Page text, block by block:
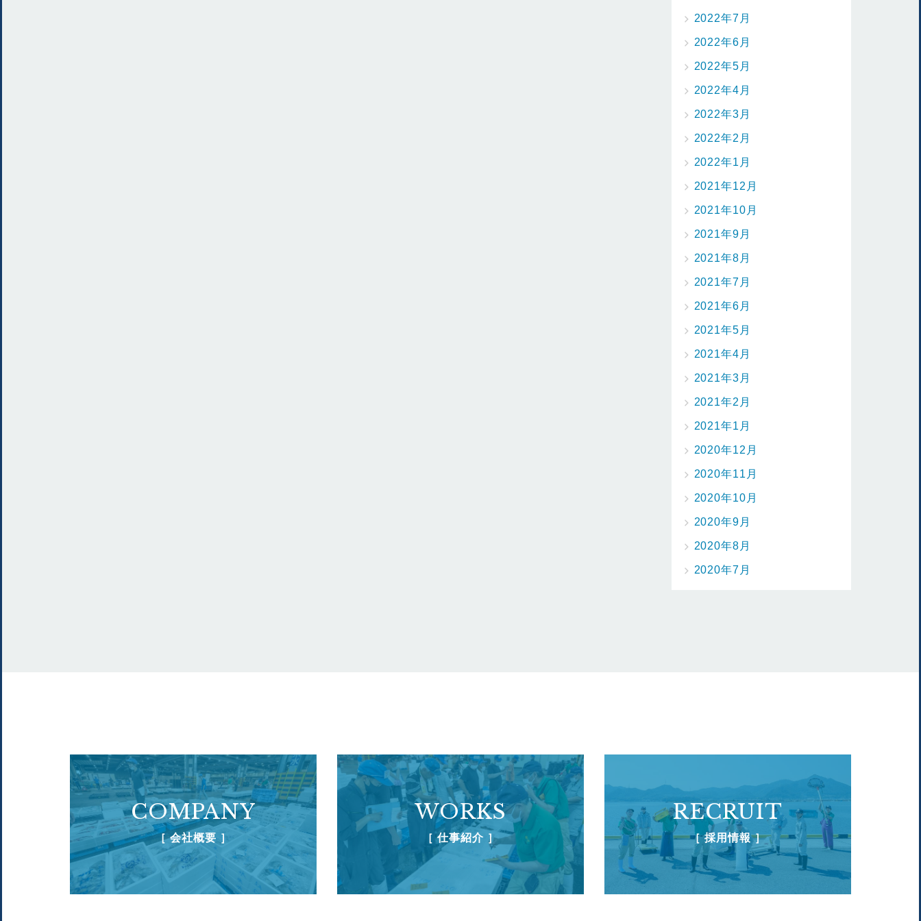
2022年7月
2022年6月
2022年5月
2022年4月
2022年3月
2022年2月
2022年1月
2021年12月
2021年10月
2021年9月
2021年8月
2021年7月
2021年6月
2021年5月
2021年4月
2021年3月
2021年2月
2021年1月
2020年12月
2020年11月
2020年10月
2020年9月
2020年8月
2020年7月
COMPANY
［ 会社概要 ］
WORKS
［ 仕事紹介 ］
RECRUIT
［ 採用情報 ］